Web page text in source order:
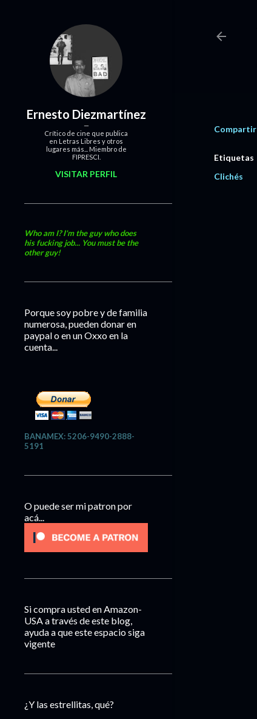
Compartir
Etiquetas
Clichés
Ernesto Diezmartínez
Crítico de cine que publica
en Letras Libres y otros
lugares más... Miembro de
FIPRESCI.
VISITAR PERFIL
Who am I? I'm the guy who does
his fucking job... You must be the
other guy!
Porque soy pobre y de familia
numerosa, pueden donar en
paypal o en un Oxxo en la
cuenta...
BANAMEX: 5206-9490-2888-
5191
O puede ser mi patron por
acá...
Si compra usted en Amazon-
USA a través de este blog,
ayuda a que este espacio siga
vigente
¿Y las estrellitas, qué?